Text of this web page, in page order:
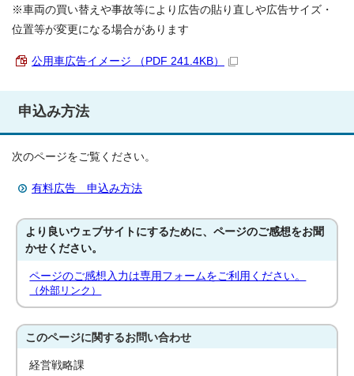
※車両の買い替えや事故等により広告の貼り直しや広告サイズ・
位置等が変更になる場合があります
公用車広告イメージ （PDF 241.4KB）
申込み方法
次のページをご覧ください。
有料広告 申込み方法
より良いウェブサイトにするために、ページのご感想をお聞
かせください。
ページのご感想入力は専用フォームをご利用ください。
（外部リンク）
このページに関するお問い合わせ
経営戦略課